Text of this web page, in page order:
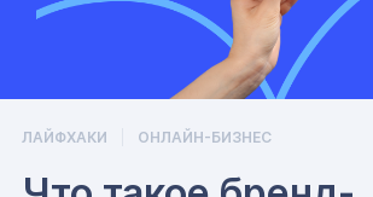
ЛАЙФХАКИ ОНЛАЙН-БИЗНЕС